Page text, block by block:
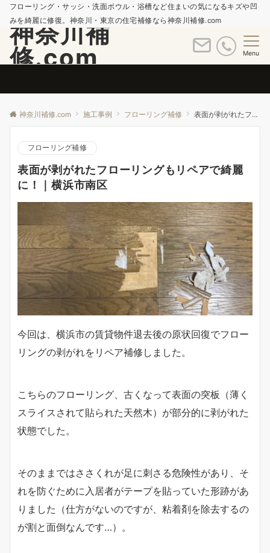
フローリング・サッシ・洗面ボウル・浴槽など住まいの気になるキズや凹
みを綺麗に修復。神奈川・東京の住宅補修なら神奈川補修.com
神奈川補
修.com
Menu
神奈川補修.com 施工事例 フローリング補修 表面が剥がれたフローリングもリペアで綺麗に！｜横浜市南区
フローリング補修
表面が剥がれたフローリングもリペアで綺麗
に！｜横浜市南区
今回は、横浜市の賃貸物件退去後の原状回復でフロー
リングの剥がれをリペア補修しました。
こちらのフローリング、古くなって表面の突板（薄く
スライスされて貼られた天然木）が部分的に剥がれた
状態でした。
そのままではささくれが足に刺さる危険性があり、そ
れを防ぐために入居者がテープを貼っていた形跡があ
りました（仕方がないのですが、粘着剤を除去するの
が割と面倒なんです…）。